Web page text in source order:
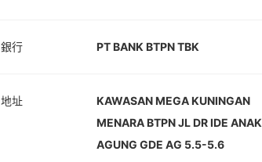
銀行 PT BANK BTPN TBK
地址
KAWASAN MEGA KUNINGAN
MENARA BTPN JL DR IDE ANAK
AGUNG GDE AG 5.5-5.6